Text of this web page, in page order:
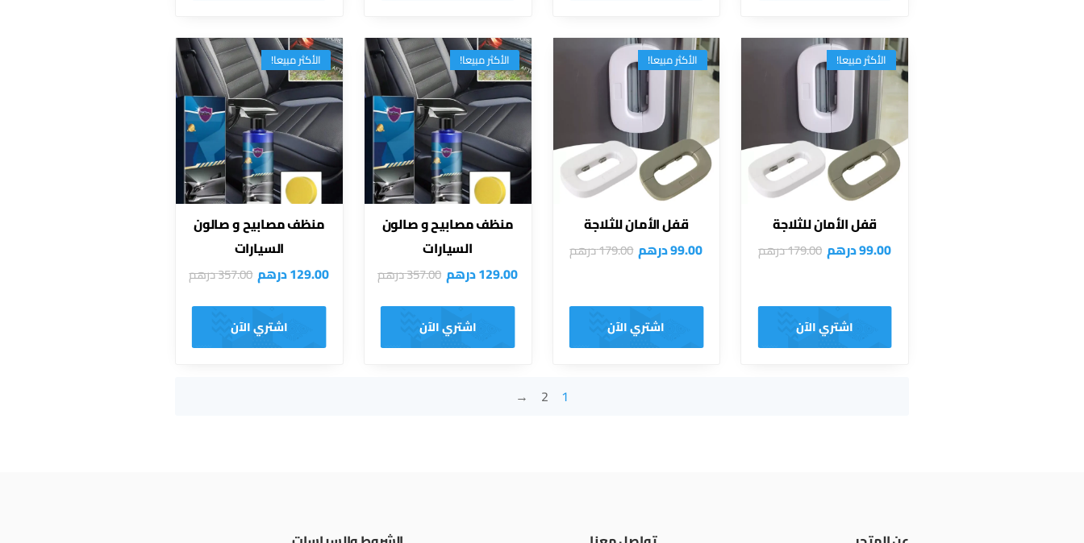
الأكثر مبيعا!
قفل الأمان للثلاجة
99.00درهم 179.00درهم
اشتري الآن
الأكثر مبيعا!
قفل الأمان للثلاجة
99.00درهم 179.00درهم
اشتري الآن
الأكثر مبيعا!
منظف مصابيح و صالون
السيارات
129.00درهم 357.00درهم
اشتري الآن
الأكثر مبيعا!
منظف مصابيح و صالون
السيارات
129.00درهم 357.00درهم
اشتري الآن
1
2
←